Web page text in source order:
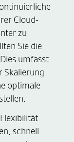
Cloud-
zu
Sie die
umfasst
Skalierung
optimale
schnell